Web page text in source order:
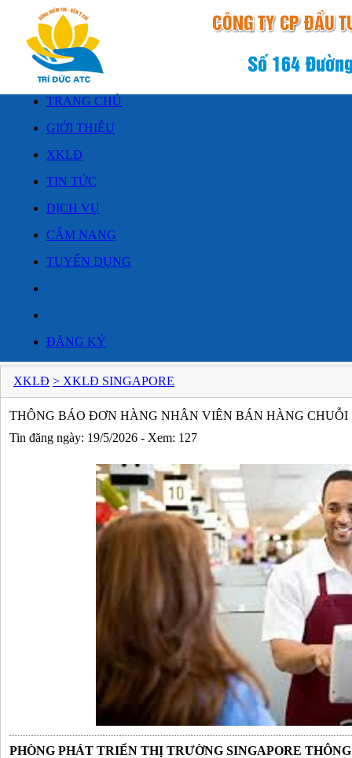
TRANG CHỦ
GIỚI THIỆU
XKLĐ
TIN TỨC
DỊCH VỤ
CẨM NANG
TUYỂN DỤNG
ĐĂNG KÝ
XKLĐ > XKLĐ SINGAPORE
THÔNG BÁO ĐƠN HÀNG NHÂN VIÊN BÁN HÀNG CHUỖI
Tin đăng ngày: 19/5/2026 - Xem: 127
PHÒNG PHÁT TRIỂN THỊ TRƯỜNG SINGAPORE